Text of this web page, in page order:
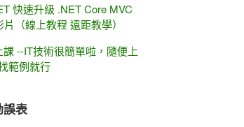
快速升級 .NET Core MVC
（線上教程 遠距教學）
--IT技術很簡單啦，隨便上
範例就行
誤表